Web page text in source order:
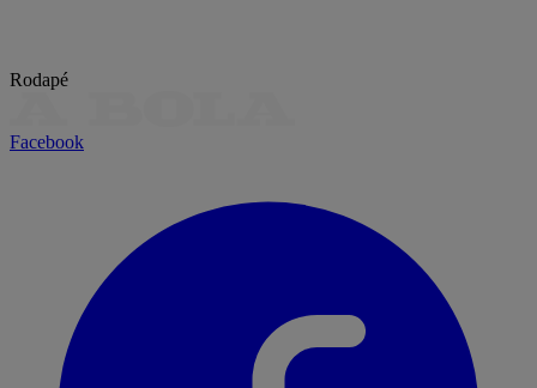
Rodapé
Facebook